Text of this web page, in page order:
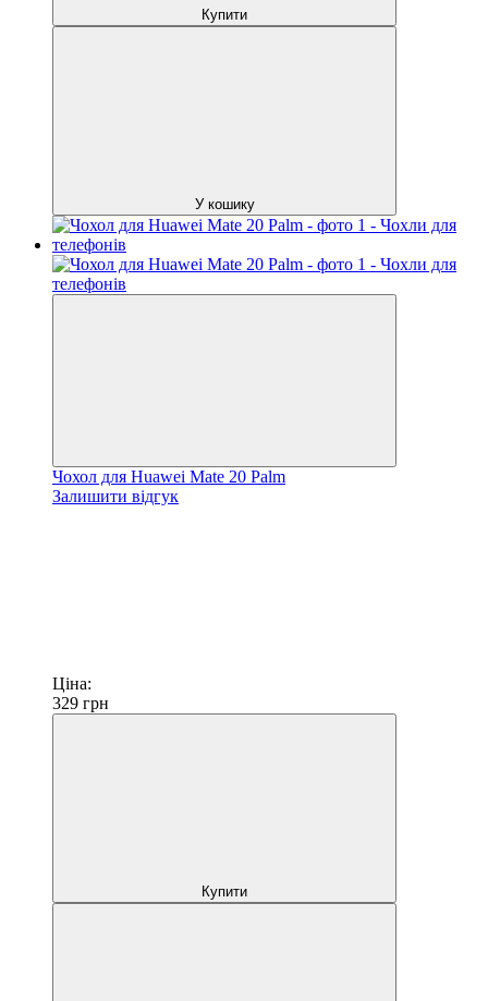
Купити
У кошику
Чохол для Huawei Mate 20 Palm
Залишити відгук
Ціна:
329 грн
Купити